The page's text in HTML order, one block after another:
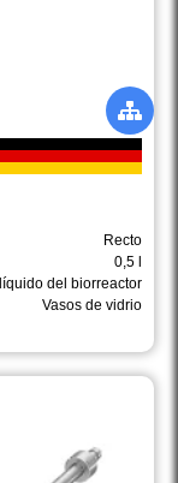
Recto
0,5 l
del biorreactor
Vasos de vidrio